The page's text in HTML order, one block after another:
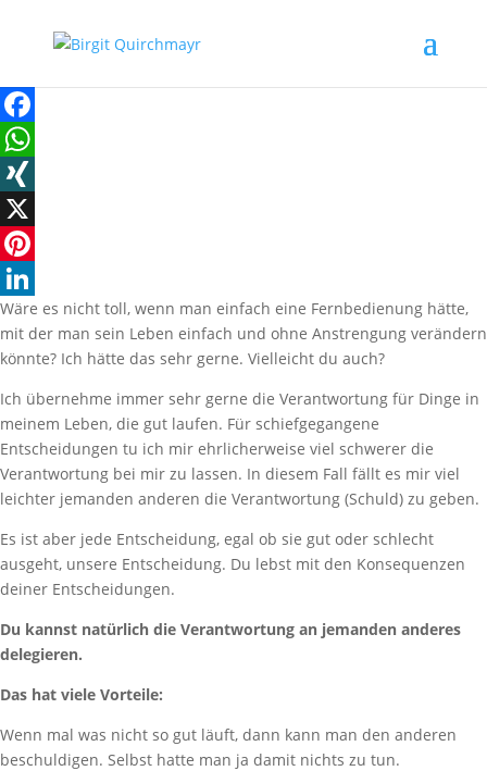
Facebook
WhatsApp
XING
X
Pinterest
LinkedIn
Wäre es nicht toll, wenn man einfach eine Fernbedienung hätte,
mit der man sein Leben einfach und ohne Anstrengung verändern
könnte? Ich hätte das sehr gerne. Vielleicht du auch?
Ich übernehme immer sehr gerne die Verantwortung für Dinge in
meinem Leben, die gut laufen. Für schiefgegangene
Entscheidungen tu ich mir ehrlicherweise viel schwerer die
Verantwortung bei mir zu lassen. In diesem Fall fällt es mir viel
leichter jemanden anderen die Verantwortung (Schuld) zu geben.
Es ist aber jede Entscheidung, egal ob sie gut oder schlecht
ausgeht, unsere Entscheidung. Du lebst mit den Konsequenzen
deiner Entscheidungen.
Du kannst natürlich die Verantwortung an jemanden anderes
delegieren.
Das hat viele Vorteile:
Wenn mal was nicht so gut läuft, dann kann man den anderen
beschuldigen. Selbst hatte man ja damit nichts zu tun.